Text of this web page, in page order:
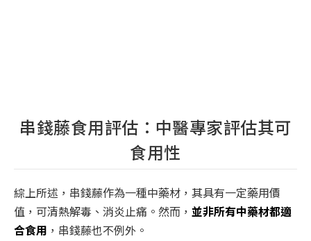
串錢藤食用評估：中醫專家評估其可
食用性
綜上所述，串錢藤作為一種中藥材，其具有一定藥用價
值，可清熱解毒、消炎止痛。然而， 並非所有中藥材都適
合食用 ，串錢藤也不例外。